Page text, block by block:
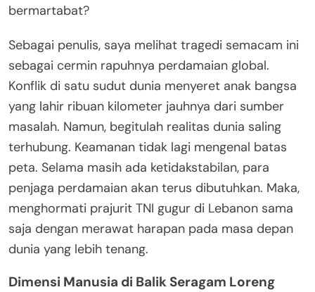
bermartabat?
Sebagai penulis, saya melihat tragedi semacam ini
sebagai cermin rapuhnya perdamaian global.
Konflik di satu sudut dunia menyeret anak bangsa
yang lahir ribuan kilometer jauhnya dari sumber
masalah. Namun, begitulah realitas dunia saling
terhubung. Keamanan tidak lagi mengenal batas
peta. Selama masih ada ketidakstabilan, para
penjaga perdamaian akan terus dibutuhkan. Maka,
menghormati prajurit TNI gugur di Lebanon sama
saja dengan merawat harapan pada masa depan
dunia yang lebih tenang.
Dimensi Manusia di Balik Seragam Loreng